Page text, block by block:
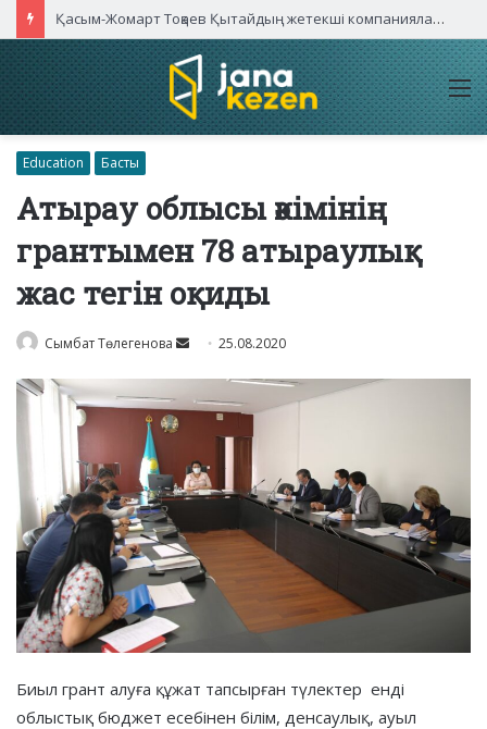
Қасым-Жомарт Тоқаев Қытайдың жетекші компаниялары басшыларымен кездесті
Education Басты
Атырау облысы әкімінің
грантымен 78 атыраулық
жас тегін оқиды
Сымбат Төлегенова
Send 25.08.2020
Биыл грант алуға құжат тапсырған түлектер енді
облыстық бюджет есебінен білім, денсаулық, ауыл